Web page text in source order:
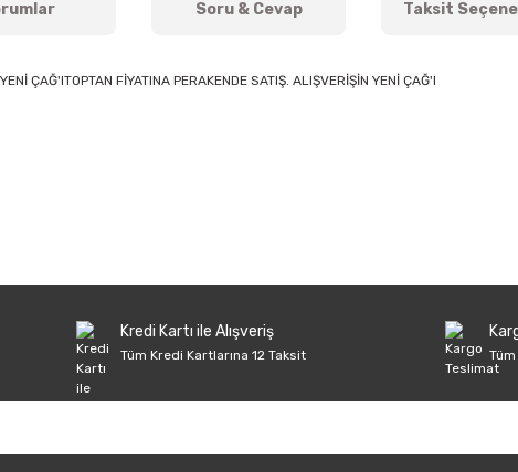
Soru & Cevap Taksit
ÇAĞ'ITOPTAN FİYATINA PERAKENDE SATIŞ. ALIŞVERİŞİN YENİ ÇAĞ'I
Kredi Kartı ile Alışveriş
Tüm Kredi Kartlarına 12 Taksit